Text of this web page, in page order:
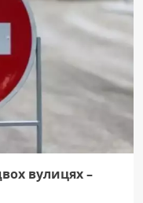
вулицях –